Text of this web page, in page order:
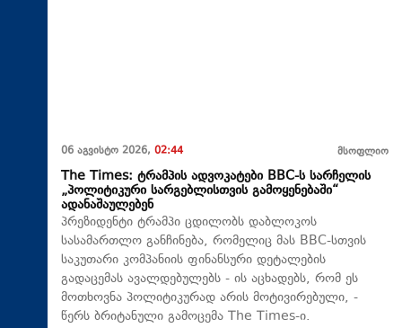
06 აგვისტო 2026, 02:44 მსოფლიო
The Times: ტრამპის ადვოკატები BBC-ს სარჩელის
„პოლიტიკური სარგებლისთვის გამოყენებაში“
ადანაშაულებენ
პრეზიდენტი ტრამპი ცდილობს დაბლოკოს
სასამართლო განჩინება, რომელიც მას BBC-სთვის
საკუთარი კომპანიის ფინანსური დეტალების
გადაცემას ავალდებულებს - ის აცხადებს, რომ ეს
მოთხოვნა პოლიტიკურად არის მოტივირებული, -
წერს ბრიტანული გამოცემა The Times-ი.